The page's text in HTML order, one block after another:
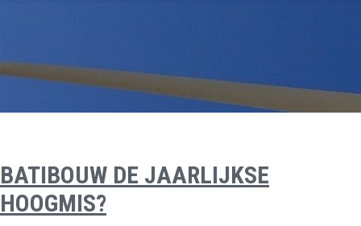
BATIBOUW DE JAARLIJKSE
HOOGMIS?